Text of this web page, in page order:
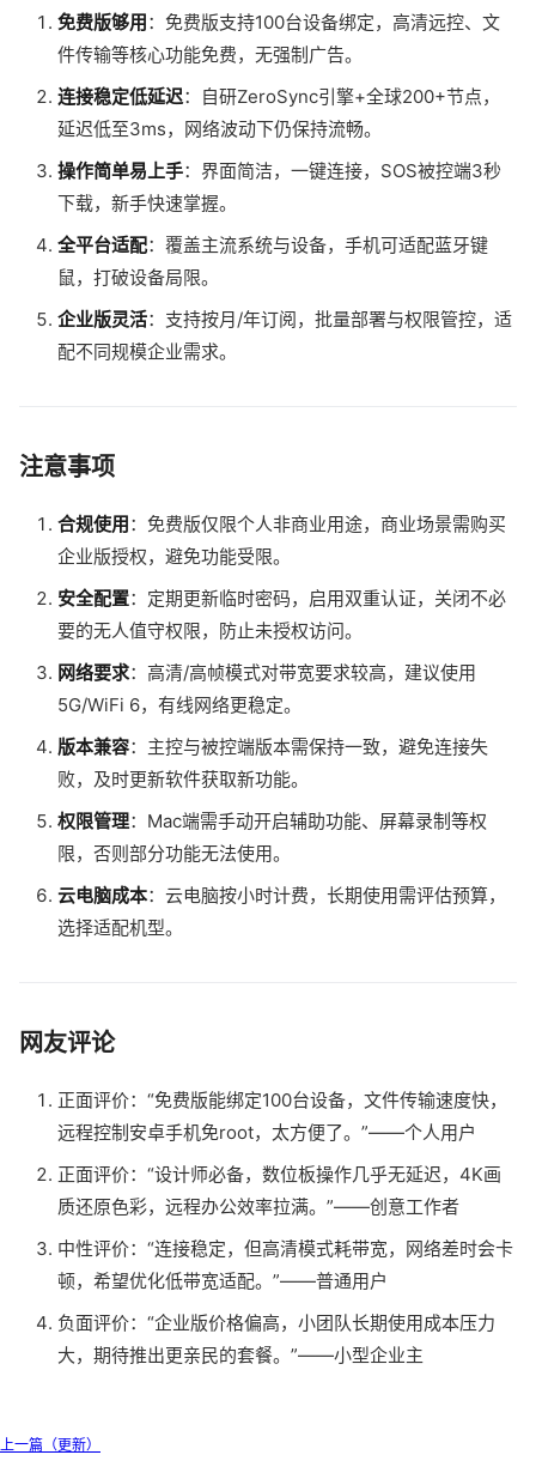
免费版够用：免费版支持100台设备绑定，高清远控、文
件传输等核心功能免费，无强制广告。
连接稳定低延迟：自研ZeroSync引擎+全球200+节点，
延迟低至3ms，网络波动下仍保持流畅。
操作简单易上手：界面简洁，一键连接，SOS被控端3秒
下载，新手快速掌握。
全平台适配：覆盖主流系统与设备，手机可适配蓝牙键
鼠，打破设备局限。
企业版灵活：支持按月/年订阅，批量部署与权限管控，适
配不同规模企业需求。
注意事项
合规使用：免费版仅限个人非商业用途，商业场景需购买
企业版授权，避免功能受限。
安全配置：定期更新临时密码，启用双重认证，关闭不必
要的无人值守权限，防止未授权访问。
网络要求：高清/高帧模式对带宽要求较高，建议使用
5G/WiFi 6，有线网络更稳定。
版本兼容：主控与被控端版本需保持一致，避免连接失
败，及时更新软件获取新功能。
权限管理：Mac端需手动开启辅助功能、屏幕录制等权
限，否则部分功能无法使用。
云电脑成本：云电脑按小时计费，长期使用需评估预算，
选择适配机型。
网友评论
正面评价：“免费版能绑定100台设备，文件传输速度快，
远程控制安卓手机免root，太方便了。”——个人用户
正面评价：“设计师必备，数位板操作几乎无延迟，4K画
质还原色彩，远程办公效率拉满。”——创意工作者
中性评价：“连接稳定，但高清模式耗带宽，网络差时会卡
顿，希望优化低带宽适配。”——普通用户
负面评价：“企业版价格偏高，小团队长期使用成本压力
大，期待推出更亲民的套餐。”——小型企业主
上一篇（更新）